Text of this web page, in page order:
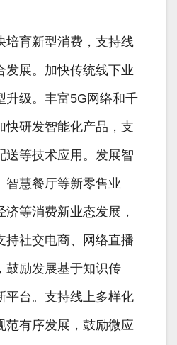
培育新型消费，支持线
发展。加快传统线下业
升级。丰富5G网络和千
快研发智能化产品，支
送等技术应用。发展智
智慧餐厅等新零售业
等消费新业态发展，
持社交电商、网络直播
鼓励发展基于知识传
平台。支持线上多样化
范有序发展，鼓励微应